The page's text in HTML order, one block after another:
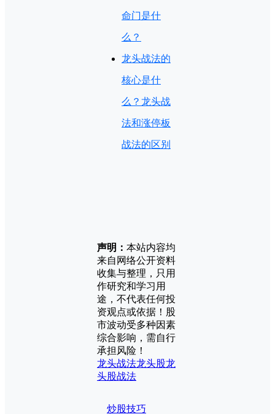
命门是什
么？
龙头战法的
核心是什
么？龙头战
法和涨停板
战法的区别
声明： 本站内容均
来自网络公开资料
收集与整理，只用
作研究和学习用
途，不代表任何投
资观点或依据！股
市波动受多种因素
综合影响，需自行
承担风险！
龙头战法龙头股龙
头股战法
炒股技巧